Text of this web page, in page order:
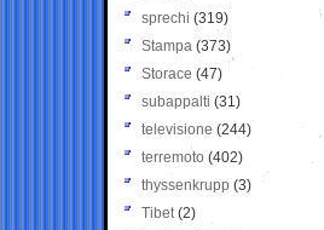
sprechi (319)
Stampa (373)
Storace (47)
subappalti (31)
televisione(244)
terremoto (402)
thyssenkrupp (3)
Tibet(2)